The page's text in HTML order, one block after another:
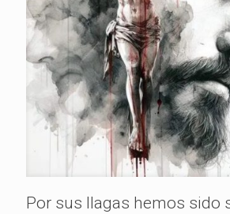
Por sus llagas hemos sido